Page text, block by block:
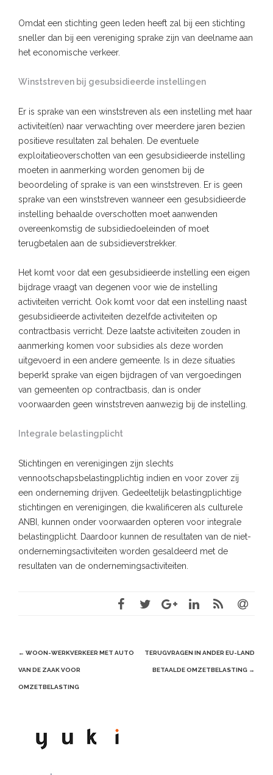
Omdat een stichting geen leden heeft zal bij een stichting
sneller dan bij een vereniging sprake zijn van deelname aan
het economische verkeer.
Winststreven bij gesubsidieerde instellingen
Er is sprake van een winststreven als een instelling met haar
activiteit(en) naar verwachting over meerdere jaren bezien
positieve resultaten zal behalen. De eventuele
exploitatieoverschotten van een gesubsidieerde instelling
moeten in aanmerking worden genomen bij de
beoordeling of sprake is van een winststreven. Er is geen
sprake van een winststreven wanneer een gesubsidieerde
instelling behaalde overschotten moet aanwenden
overeenkomstig de subsidiedoeleinden of moet
terugbetalen aan de subsidieverstrekker.
Het komt voor dat een gesubsidieerde instelling een eigen
bijdrage vraagt van degenen voor wie de instelling
activiteiten verricht. Ook komt voor dat een instelling naast
gesubsidieerde activiteiten dezelfde activiteiten op
contractbasis verricht. Deze laatste activiteiten zouden in
aanmerking komen voor subsidies als deze worden
uitgevoerd in een andere gemeente. Is in deze situaties
beperkt sprake van eigen bijdragen of van vergoedingen
van gemeenten op contractbasis, dan is onder
voorwaarden geen winststreven aanwezig bij de instelling.
Integrale belastingplicht
Stichtingen en verenigingen zijn slechts
vennootschapsbelastingplichtig indien en voor zover zij
een onderneming drijven. Gedeeltelijk belastingplichtige
stichtingen en verenigingen, die kwalificeren als culturele
ANBI, kunnen onder voorwaarden opteren voor integrale
belastingplicht. Daardoor kunnen de resultaten van de niet-
ondernemingsactiviteiten worden gesaldeerd met de
resultaten van de ondernemingsactiviteiten.
Post
navigation
← WOON-WERKVERKEER MET AUTO
VAN DE ZAAK VOOR
OMZETBELASTING
TERUGVRAGEN IN ANDER EU-LAND
BETAALDE OMZETBELASTING →